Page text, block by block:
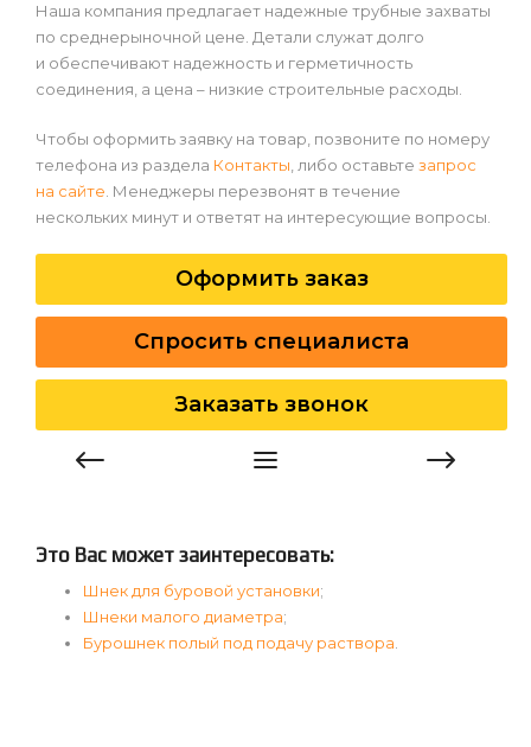
Наша компания предлагает надежные трубные захваты
по среднерыночной цене. Детали служат долго
и обеспечивают надежность и герметичность
соединения, а цена – низкие строительные расходы.
Чтобы оформить заявку на товар, позвоните по номеру
телефона из раздела Контакты , либо оставьте запрос
на сайте . Менеджеры перезвонят в течение
нескольких минут и ответят на интересующие вопросы.
Оформить заказ
Спросить специалиста
Заказать звонок
Это Вас может заинтересовать:
Шнек для буровой установки;
Шнеки малого диаметра;
Бурошнек полый под подачу раствора